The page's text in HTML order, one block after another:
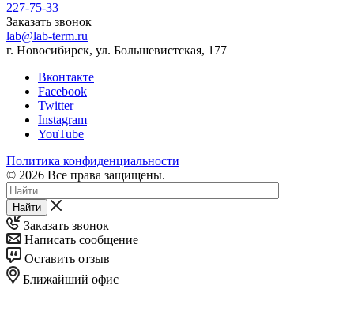
227-75-33
Заказать звонок
lab@lab-term.ru
г. Новосибирск, ул. Большевистская, 177
Вконтакте
Facebook
Twitter
Instagram
YouTube
Политика конфиденциальности
© 2026 Все права защищены.
Найти
Заказать звонок
Написать сообщение
Оставить отзыв
Ближайший офис